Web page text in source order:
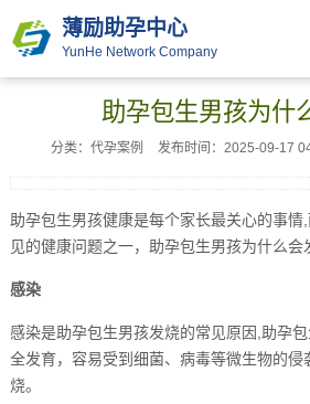
薄励助孕中心
YunHe Network Company
助孕包生男孩为什
分类：代孕案例 发布时间：2025-09-17
助孕包生男孩健康是每个家长最关心的事
见的健康问题之一，助孕包生男孩为什么会
感染
感染是助孕包生男孩发烧的常见原因,助孕
全发育，容易受到细菌、病毒等微生物的侵
烧。